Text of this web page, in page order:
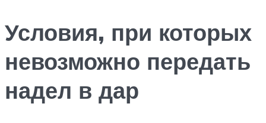
Условия, при которых
невозможно передать
надел в дар